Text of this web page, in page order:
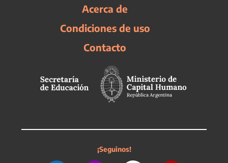
Acerca de
Condiciones de uso
Contacto
¡Seguinos!